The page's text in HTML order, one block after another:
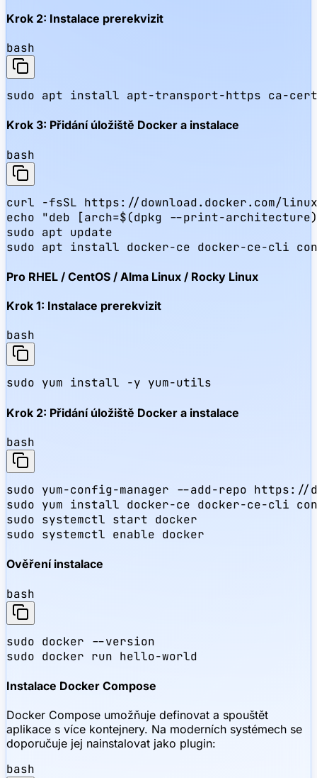
Krok 2: Instalace prerekvizit
bash
sudo apt install apt-transport-https ca-
Krok 3: Přidání úložiště Docker a instalace
bash
curl -fsSL https://download.docker.com/
echo "deb [arch=$(dpkg --print-
sudo apt update
sudo apt install docker-ce docker-ce-cli
Pro RHEL / CentOS / Alma Linux / Rocky Linux
Krok 1: Instalace prerekvizit
bash
sudo yum install -y yum-utils
Krok 2: Přidání úložiště Docker a instalace
bash
sudo yum-config-manager --add-repo https://
sudo yum install docker-ce docker-ce-cli
sudo systemctl start docker
sudo systemctl enable docker
Ověření instalace
bash
sudo docker --version
sudo docker run hello-world
Instalace Docker Compose
Docker Compose umožňuje definovat a spouštět
aplikace s více kontejnery. Na moderních systémech se
doporučuje jej nainstalovat jako plugin:
bash